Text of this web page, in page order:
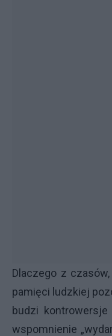
Dlaczego z
pamięci ludzkiej
budzi
wspomnienie